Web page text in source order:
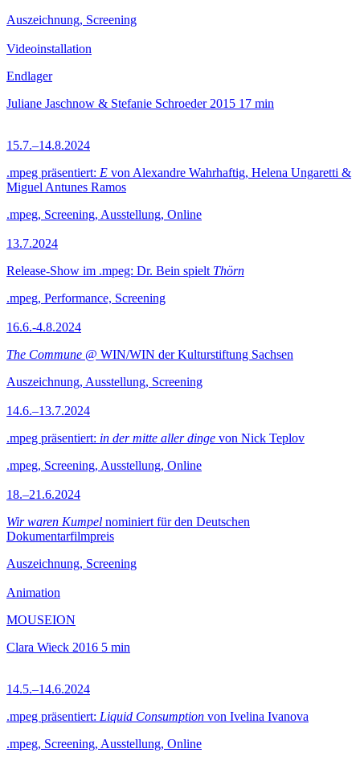
Auszeichnung, Screening
Videoinstallation
Endlager
Juliane Jaschnow & Stefanie Schroeder 2015 17 min
15.7.–14.8.2024
.mpeg präsentiert: E von Alexandre Wahrhaftig, Helena Ungaretti &
Miguel Antunes Ramos
.mpeg, Screening, Ausstellung, Online
13.7.2024
Release-Show im .mpeg: Dr. Bein spielt Thörn
.mpeg, Performance, Screening
16.6.-4.8.2024
The Commune @ WIN/WIN der Kulturstiftung Sachsen
Auszeichnung, Ausstellung, Screening
14.6.–13.7.2024
.mpeg präsentiert: in der mitte aller dinge von Nick Teplov
.mpeg, Screening, Ausstellung, Online
18.–21.6.2024
Wir waren Kumpel nominiert für den Deutschen
Dokumentarfilmpreis
Auszeichnung, Screening
Animation
MOUSEION
Clara Wieck 2016 5 min
14.5.–14.6.2024
.mpeg präsentiert: Liquid Consumption von Ivelina Ivanova
.mpeg, Screening, Ausstellung, Online